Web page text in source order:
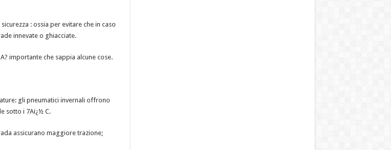
: ossia per evitare che in caso
innevate o ghiacciate.
importante che sappia alcune cose.
gli pneumatici invernali offrono
sotto i 7Aï¿½ C.
assicurano maggiore trazione;